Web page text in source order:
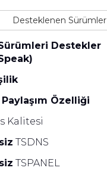
Desteklenen Sürümler
Destekler
Paylaşım Özelliği
Kalitesi
TSDNS
TSPANEL